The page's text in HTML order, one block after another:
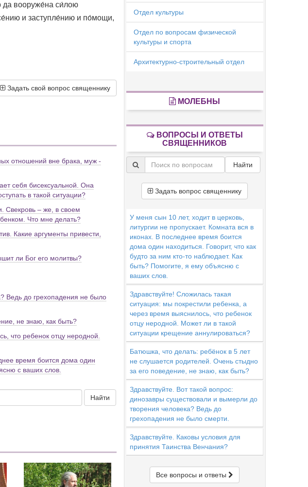
да вооруже́на си́лою
и заступле́нию и по́мощи,
Задать свой вопрос священнику
отношений вне брака, муж -
себя бисексуальной. Она
в такой ситуации?
Свекровь – же, в своем
Что мне делать?
Какие аргументы привести,
ли Бог его молитвы?
Ведь до грехопадения не было
не знаю, как быть?
что ребенок отцу неродной.
время боится дома один
с ваших слов.
Найти
Отдел культуры
Отдел по вопросам физической
культуры и спорта
Архитектурно-строительный отдел
МОЛЕБНЫ
ВОПРОСЫ И ОТВЕТЫ
СВЯЩЕННИКОВ
Найти
Задать вопрос священнику
У меня сын 10 лет, ходит в церковь,
литургии не пропускает. Комната вся в
иконах. В последнее время боится
дома один находиться. Говорит, что как
будто за ним кто-то наблюдает. Как
быть? Помогите, я ему объясню с
ваших слов.
Здравствуйте! Сложилась такая
ситуация: мы покрестили ребенка, а
через время выяснилось, что ребенок
отцу неродной. Может ли в такой
ситуации крещение аннулироваться?
Батюшка, что делать: ребёнок в 5 лет
не слушается родителей. Очень стыдно
за его поведение, не знаю, как быть?
Здравствуйте. Вот такой вопрос:
динозавры существовали и вымерли до
творения человека? Ведь до
грехопадения не было смерти.
Здравствуйте. Каковы условия для
принятия Таинства Венчания?
Все вопросы и ответы